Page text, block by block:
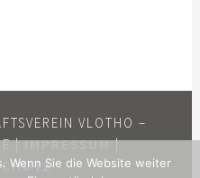
VLOTHO –
|IMPRESSUM|
Wenn Sie die Website weiter